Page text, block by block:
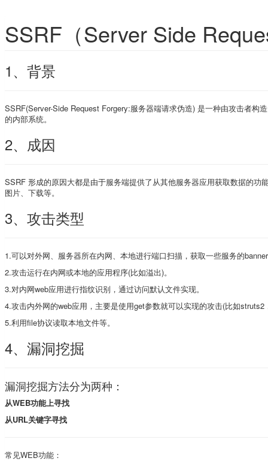
SSRF（Server Side
1、背景
SSRF(Server-Side Request Forgery:服务器端请求伪造) 是一种由攻击者
的内部系统。
2、成因
SSRF 形成的原因大都是由于服务端提供了从其他服务器应用获取数据的
图片、下载等。
3、攻击类型
1.可以对外网、服务器所在内网、本地进行端口扫描，获取一些服务的
2.攻击运行在内网或本地的应用程序(比如溢出)。
3.对内网web应用进行指纹识别，通过访问默认文件实现。
4.攻击内外网的web应用，主要是使用get参数就可以实现的攻击(比如struts2
5.利用file协议读取本地文件等。
4、漏洞挖掘
漏洞挖掘方法分为两种：
从WEB功能上寻找
从URL关键字寻找
常见WEB功能：